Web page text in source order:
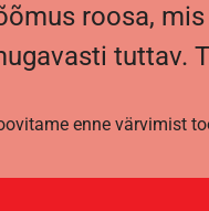
roosa,
tuttav.
enne värvimist